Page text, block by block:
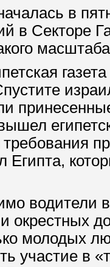
в
в Секторе
Египта,
водители
окрестных
молодых
участие в